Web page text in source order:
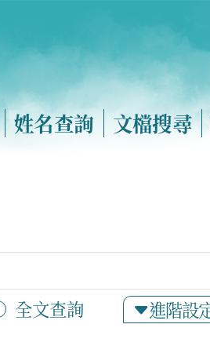
姓名查詢 文檔搜尋
全文查詢 進階設